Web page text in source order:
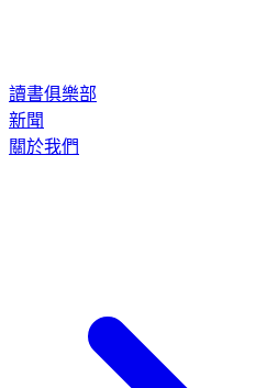
讀書俱樂部
新聞
關於我們